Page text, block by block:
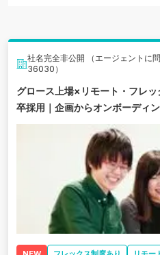
社名完全非公開 （エージェントに
36030）
グロース上場×リモート・フレ
卒採用｜企画からオンボーディ